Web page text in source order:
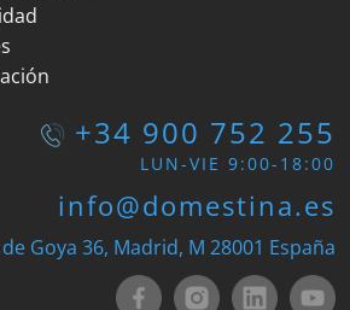
+34 900 752 255
LUN-VIE 9:00-18:00
info@domestina.es
Goya 36, Madrid, M 28001 España